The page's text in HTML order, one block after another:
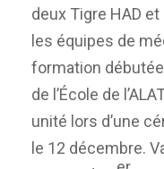
deux Tigre HAD
les équipes de
formation
de l’École de
unité lors d’une
le 12 décembre.